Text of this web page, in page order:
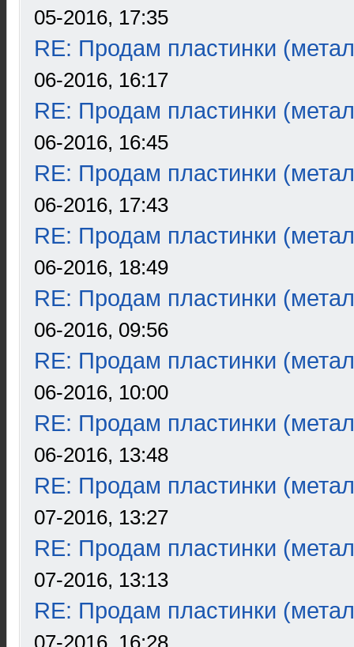
05-2016, 17:35
RE: Продам пластинки
06-2016, 16:17
RE: Продам пластинки
06-2016, 16:45
RE: Продам пластинки
06-2016, 17:43
RE: Продам пластинки
06-2016, 18:49
RE: Продам пластинки
06-2016, 09:56
RE: Продам пластинки
06-2016, 10:00
RE: Продам пластинки
06-2016, 13:48
RE: Продам пластинки
07-2016, 13:27
RE: Продам пластинки
07-2016, 13:13
RE: Продам пластинки
07-2016, 16:28